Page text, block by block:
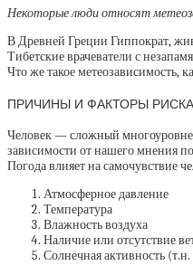
Некоторые люди относят
В Древней Греции Гиппократ,
Тибетские врачеватели с
Что же такое метеозависимость,
ПРИЧИНЫ И ФАКТОРЫ
Человек — сложный
зависимости от нашего мнения
Погода влияет на самочувствие
Атмосферное давление
Температура
Влажность воздуха
Наличие или отсутствие
Солнечная активность